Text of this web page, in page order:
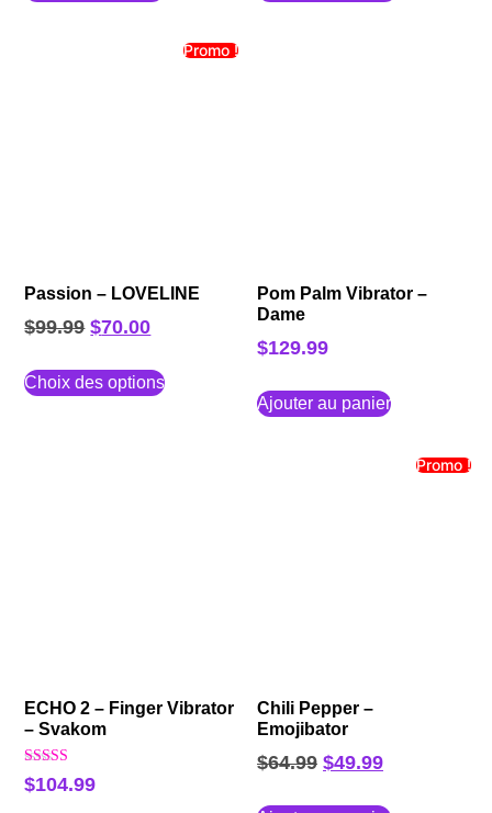
Promo !
Passion – LOVELINE
$99.99 $70.00
Choix des options
Pom Palm Vibrator –
Dame
$129.99
Ajouter au panier
ECHO 2 – Finger Vibrator
– Svakom
Note
5.00
$104.99
Promo !
Chili Pepper –
Emojibator
$64.99 $49.99